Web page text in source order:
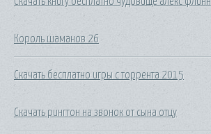
Король шаманов 26
Скачать бесплатно игры с торрента 2015
Скачать рингтон на звонок от сына отцу